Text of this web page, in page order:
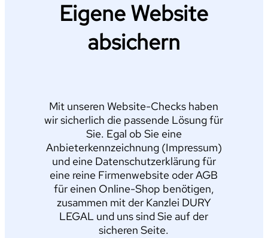
Eigene Website
absichern
Mit unseren Website-Checks haben
wir sicherlich die passende Lösung für
Sie. Egal ob Sie eine
Anbieterkennzeichnung (Impressum)
und eine Datenschutzerklärung für
eine reine Firmenwebsite oder AGB
für einen Online-Shop benötigen,
zusammen mit der Kanzlei DURY
LEGAL und uns sind Sie auf der
sicheren Seite.